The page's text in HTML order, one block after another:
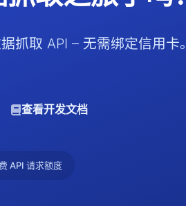
抓取 API – 无需绑定信用卡。
查看开发文档
API 请求额度